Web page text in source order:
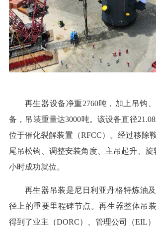
再生器设备净重2760吨，加上吊钩
备，吊装重量达3000吨。该设备直径21.08
位于催化裂解装置（RFCC）。经过移除
尾吊松钩、调整安装角度、主吊起升、
小时成功就位。
再生器吊装是尼日利亚丹格特炼油
径上的重要里程碑节点。再生器整体吊
得到了业主（DORC）、管理公司（EIL）